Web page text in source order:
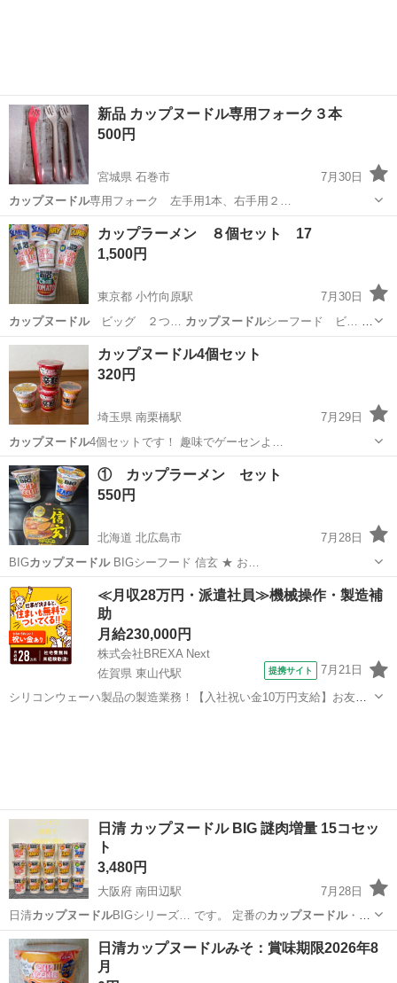
新品 カップヌードル専用フォーク３本
500円
宮城県 石巻市
7月30日
カップヌードル専用フォーク 左手用1本、右手用２…
宮城 石巻市 食器 カップヌードル
カップラーメン ８個セット 17
1,500円
東京都 小竹向原駅
7月30日
カップヌードルビッグ ２つ… カップヌードルシーフード ビ… ッ
グ ２つカップヌードルカレー ビッグ… ２つカップヌードルチ
リトマト ビ… ッグ １つ カップヌードル
東京 練馬区 小竹向原駅 食品 カップヌードル
カップヌードル4個セット
320円
埼玉県 南栗橋駅
7月29日
カップヌードル4個セットです！ 趣味でゲーセンよ…
埼玉 久喜市
① カップラーメン セット
550円
北海道 北広島市
7月28日
BIGカップヌードル BIGシーフード 信玄 ★ お…
北海道 北広島市 食品
≪月収28万円・派遣社員≫機械操作・製造補
助
月給230,000円
株式会社BREXA Next
佐賀県 東山代駅
提携サイト 7月21日
シリコンウェーハ製品の製造業務！【入社祝い金10万円支給】お友達
日清 カップヌードル BIG 謎肉増量 15コセッ
ト
3,480円
大阪府 南田辺駅
7月28日
日清カップヌードルBIGシリーズ… です。 定番のカップヌードル・カ
レー・シー…
大阪 大阪市 南田辺駅 食品 カップヌードル
日清カップヌードルみそ：賞味期限2026年8
月